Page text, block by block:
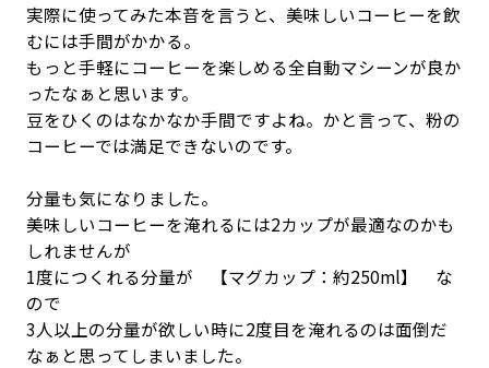
実際に使ってみた本音を言うと、美味しいコーヒーを飲
むには手間がかかる。
もっと手軽にコーヒーを楽しめる全自動マシーンが良か
ったなぁと思います。
豆をひくのはなかなか手間ですよね。かと言って、粉の
コーヒーでは満足できないのです。
分量も気になりました。
美味しいコーヒーを淹れるには2カップが最適なのかも
しれませんが
1度につくれる分量が 【マグカップ：約250ml】 な
ので
3人以上の分量が欲しい時に2度目を淹れるのは面倒だ
なぁと思ってしまいました。